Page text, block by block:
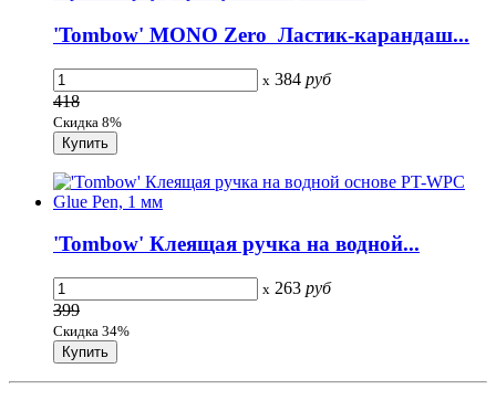
'Tombow' MONO Zero Ластик-карандаш...
x 384 руб
418
Скидка 8%
'Tombow' Клеящая ручка на водной...
x 263 руб
399
Скидка 34%